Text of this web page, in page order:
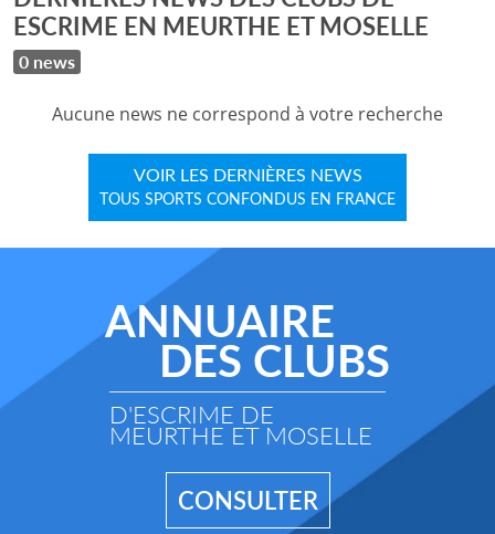
ESCRIME EN MEURTHE ET MOSELLE
0 news
Aucune news ne correspond à votre recherche
VOIR LES DERNIÈRES NEWS
TOUS SPORTS CONFONDUS EN FRANCE
ANNUAIRE
DES CLUBS
D'ESCRIME DE
MEURTHE ET MOSELLE
CONSULTER